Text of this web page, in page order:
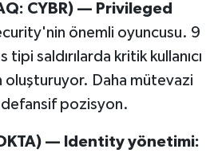
CYBR) — Privileged
önemli oyuncusu. 9
saldırılarda kritik kullanıcı
oluşturuyor. Daha mütevazi
defansif pozisyon.
— Identity yönetimi: